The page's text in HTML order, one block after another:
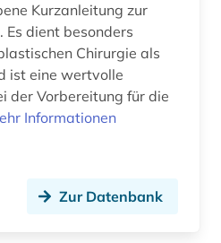
Kurzanleitung zur
Es dient besonders
Chirurgie als
ist eine wertvolle
der Vorbereitung für die
Informationen
Zur Datenbank